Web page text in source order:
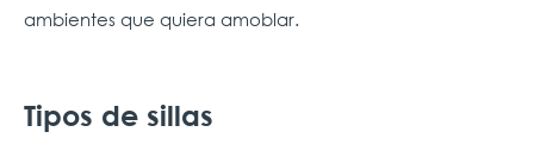
ambientes que quiera amoblar.
Tipos de sillas